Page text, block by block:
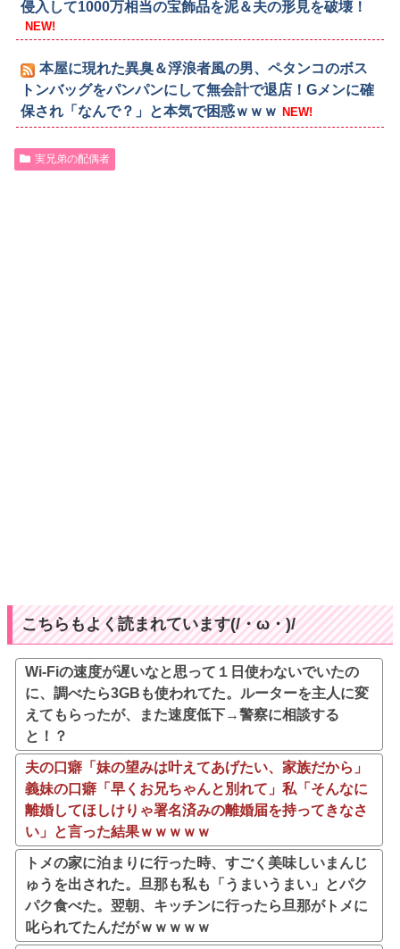
侵入して1000万相当の宝飾品を泥＆夫の形見を破壊！
NEW!
本屋に現れた異臭＆浮浪者風の男、ペタンコのボス
トンバッグをパンパンにして無会計で退店！Gメンに確
保され「なんで？」と本気で困惑ｗｗｗ NEW!
実兄弟の配偶者
こちらもよく読まれています(/・ω・)/
Wi-Fiの速度が遅いなと思って１日使わないでいたの
に、調べたら3GBも使われてた。ルーターを主人に変
えてもらったが、また速度低下→警察に相談する
と！？
夫の口癖「妹の望みは叶えてあげたい、家族だから」
義妹の口癖「早くお兄ちゃんと別れて」私「そんなに
離婚してほしけりゃ署名済みの離婚届を持ってきなさ
い」と言った結果ｗｗｗｗｗ
トメの家に泊まりに行った時、すごく美味しいまんじ
ゅうを出された。旦那も私も「うまいうまい」とパク
パク食べた。翌朝、キッチンに行ったら旦那がトメに
叱られてたんだがｗｗｗｗｗ